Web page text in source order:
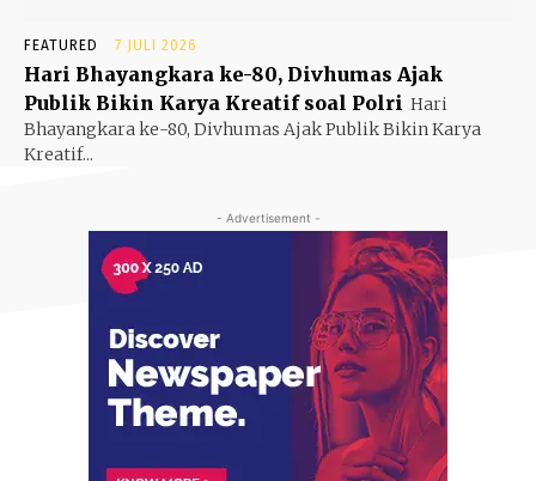
FEATURED 7 JULI 2026
Hari Bhayangkara ke-80, Divhumas Ajak
Publik Bikin Karya Kreatif soal Polri Hari
Bhayangkara ke-80, Divhumas Ajak Publik Bikin Karya
Kreatif...
- Advertisement -